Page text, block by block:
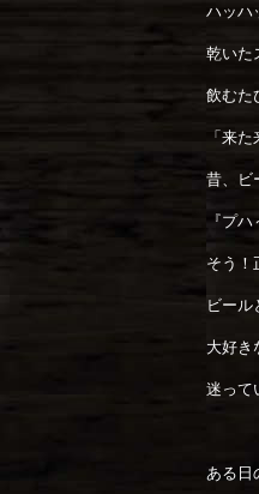
ハッハ
乾いた
飲むた
「来
昔、ビ
『プ
そう！
ビール
大好き
迷って
ある